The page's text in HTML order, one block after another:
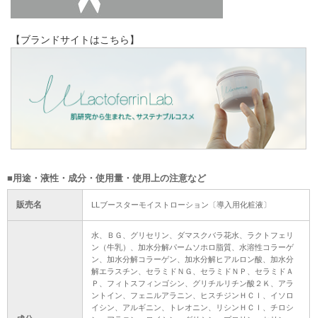
【ブランドサイトはこちら】
■用途・液性・成分・使用量・使用上の注意など
販売名 LLブースターモイストローション〔導入用化粧液〕
水、ＢＧ、グリセリン、ダマスクバラ花水、ラクトフェリ
ン（牛乳）、加水分解パームソホロ脂質、水溶性コラーゲ
ン、加水分解コラーゲン、加水分解ヒアルロン酸、加水分
解エラスチン、セラミドＮＧ、セラミドＮＰ、セラミドＡ
Ｐ、フィトスフィンゴシン、グリチルリチン酸２Ｋ、アラ
ントイン、フェニルアラニン、ヒスチジンＨＣｌ、イソロ
イシン、アルギニン、トレオニン、リシンＨＣｌ、チロシ